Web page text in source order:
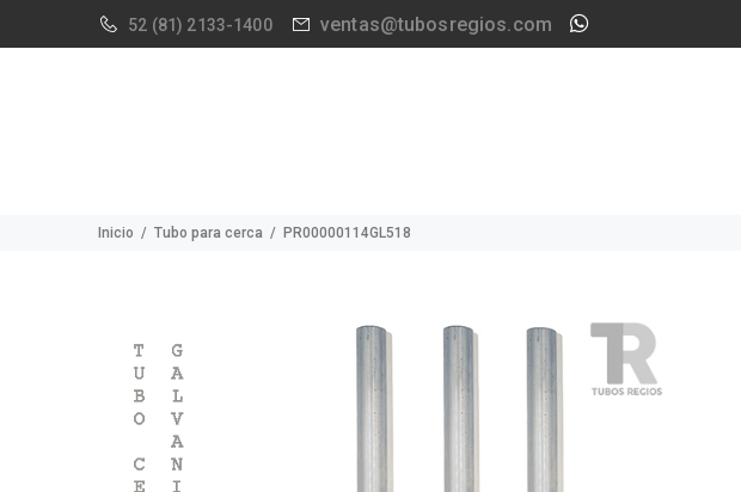
52 (81) 2133-1400 ventas@tubosregios.com
Inicio Tubo para cerca PR00000114GL518